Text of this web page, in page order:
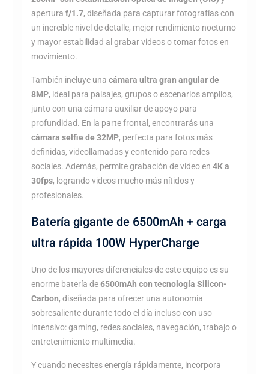
apertura f/1.7, diseñada para capturar fotografías con
un increíble nivel de detalle, mejor rendimiento nocturno
y mayor estabilidad al grabar videos o tomar fotos en
movimiento.
También incluye una cámara ultra gran angular de
8MP, ideal para paisajes, grupos o escenarios amplios,
junto con una cámara auxiliar de apoyo para
profundidad. En la parte frontal, encontrarás una
cámara selfie de 32MP, perfecta para fotos más
definidas, videollamadas y contenido para redes
sociales. Además, permite grabación de video en 4K a
30fps, logrando videos mucho más nítidos y
profesionales.
Batería gigante de 6500mAh + carga
ultra rápida 100W HyperCharge
Uno de los mayores diferenciales de este equipo es su
enorme batería de6500mAh con tecnología Silicon-
Carbon, diseñada para ofrecer una autonomía
sobresaliente durante todo el día incluso con uso
intensivo: gaming, redes sociales, navegación, trabajo o
entretenimiento multimedia.
Y cuando necesites energía rápidamente, incorpora